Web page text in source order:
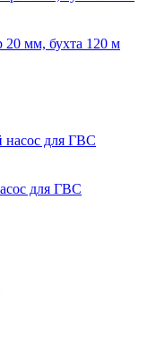
мм, бухта 120 м
для ГВС